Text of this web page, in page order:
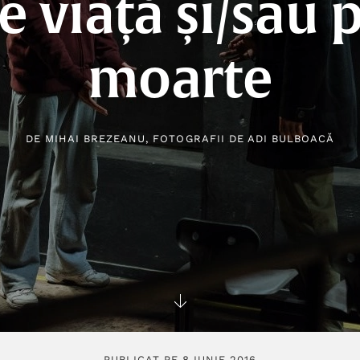
viață și/sau
moarte
DE MIHAI BREZEANU , FOTOGRAFII DE ADI BULBOACĂ